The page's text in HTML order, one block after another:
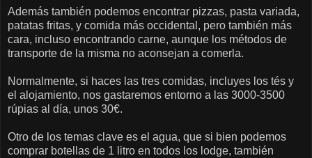
Además también podemos encontrar pizzas, pasta variada,
patatas fritas, y comida más occidental, pero también más
cara, incluso encontrando carne, aunque los métodos de
transporte de la misma no aconsejan a comerla.
Normalmente, si haces las tres comidas, incluyes los tés y
el alojamiento, nos gastaremos entorno a las 3000-3500
rúpias al día, unos 30€.
Otro de los temas clave es el agua, que si bien podemos
comprar botellas de 1 litro en todos los lodge, también